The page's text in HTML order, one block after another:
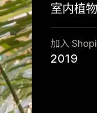
室内植物
加入
2019